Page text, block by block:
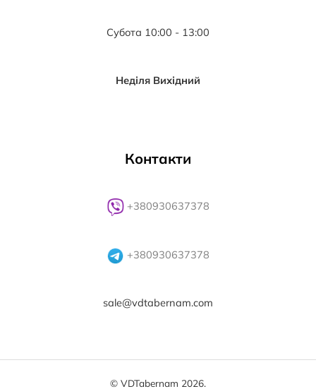
Субота 10:00 - 13:00
Неділя Вихідний
Контакти
+380930637378
+380930637378
sale@vdtabernam.com
© VDTabernam 2026.